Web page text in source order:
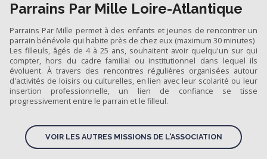
Parrains Par Mille Loire-Atlantique
Parrains Par Mille permet à des enfants et jeunes de rencontrer un
parrain bénévole qui habite près de chez eux (maximum 30 minutes)
Les filleuls, âgés de 4 à 25 ans, souhaitent avoir quelqu'un sur qui
compter, hors du cadre familial ou institutionnel dans lequel ils
évoluent. À travers des rencontres régulières organisées autour
d'activités de loisirs ou culturelles, en lien avec leur scolarité ou leur
insertion professionnelle, un lien de confiance se tisse
progressivement entre le parrain et le filleul.
VOIR LES AUTRES MISSIONS DE L'ASSOCIATION